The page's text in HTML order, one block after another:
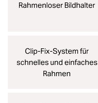
Rahmenloser Bildhalter
Clip-Fix-System für
schnelles und einfaches
Rahmen